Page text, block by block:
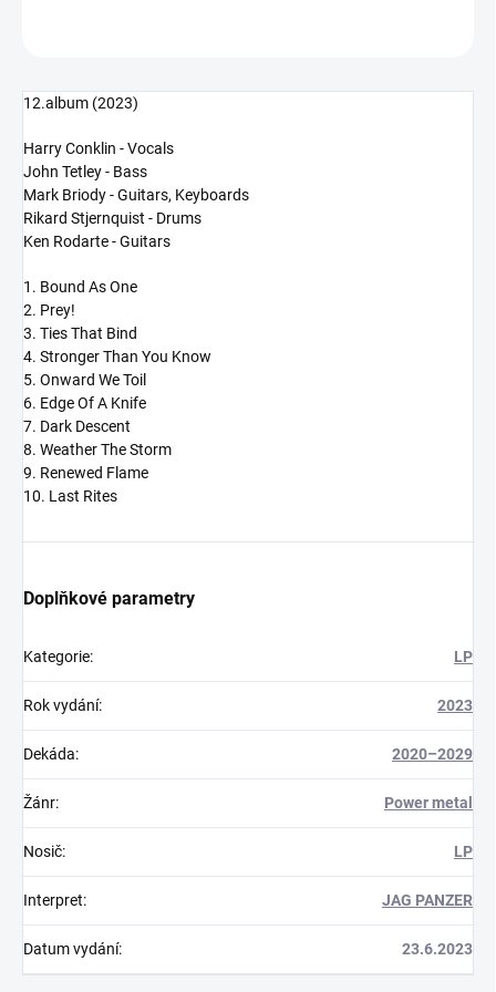
12.album (2023)
Harry Conklin - Vocals
John Tetley - Bass
Mark Briody - Guitars, Keyboards
Rikard Stjernquist - Drums
Ken Rodarte - Guitars
1. Bound As One
2. Prey!
3. Ties That Bind
4. Stronger Than You Know
5. Onward We Toil
6. Edge Of A Knife
7. Dark Descent
8. Weather The Storm
9. Renewed Flame
10. Last Rites
Doplňkové parametry
Kategorie: LP
Rok vydání: 2023
Dekáda: 2020–2029
Žánr: Power metal
Nosič: LP
Interpret: JAG PANZER
Datum vydání: 23.6.2023